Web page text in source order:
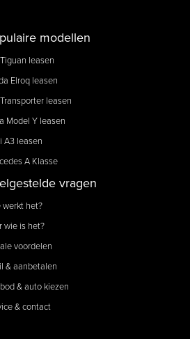
modellen
leasen
Elroq leasen
leasen
Model Y leasen
A3 leasen
A Klasse
vragen
werkt het?
wie is het?
voordelen
& aanbetalen
& auto kiezen
& contact